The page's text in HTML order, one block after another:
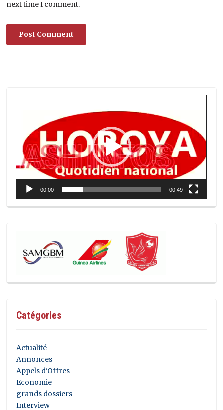
next time I comment.
00:00 00:49
Catégories
Actualité
Annonces
Appels d'Offres
Economie
grands dossiers
Interview